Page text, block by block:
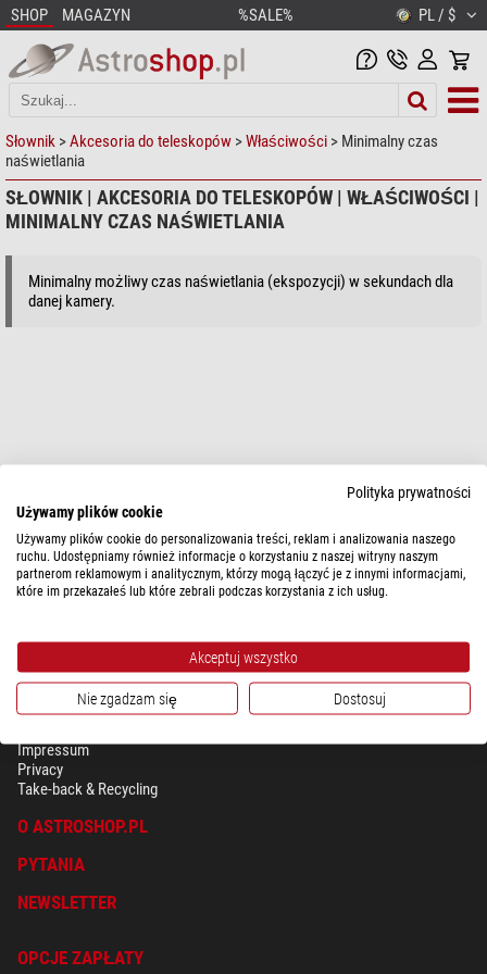
SHOP MAGAZYN %SALE% PL / $
Słownik >Akcesoria do teleskopów >Właściwości > Minimalny czas
naświetlania
SŁOWNIK | AKCESORIA DO TELESKOPÓW | WŁAŚCIWOŚCI |
MINIMALNY CZAS NAŚWIETLANIA
Minimalny możliwy czas naświetlania (ekspozycji) w sekundach dla
danej kamery.
BEZPIECZEŃSTWO & OCHRONA DANYCH OSOBISTYCH
Impressum
Privacy
Take-back & Recycling
O ASTROSHOP.PL
PYTANIA
NEWSLETTER
OPCJE ZAPŁATY
Polityka prywatności
Używamy plików cookie
Używamy plików cookie do personalizowania treści, reklam i analizowania naszego
ruchu. Udostępniamy również informacje o korzystaniu z naszej witryny naszym
partnerom reklamowym i analitycznym, którzy mogą łączyć je z innymi informacjami,
które im przekazałeś lub które zebrali podczas korzystania z ich usług.
Akceptuj wszystko
Nie zgadzam się Dostosuj